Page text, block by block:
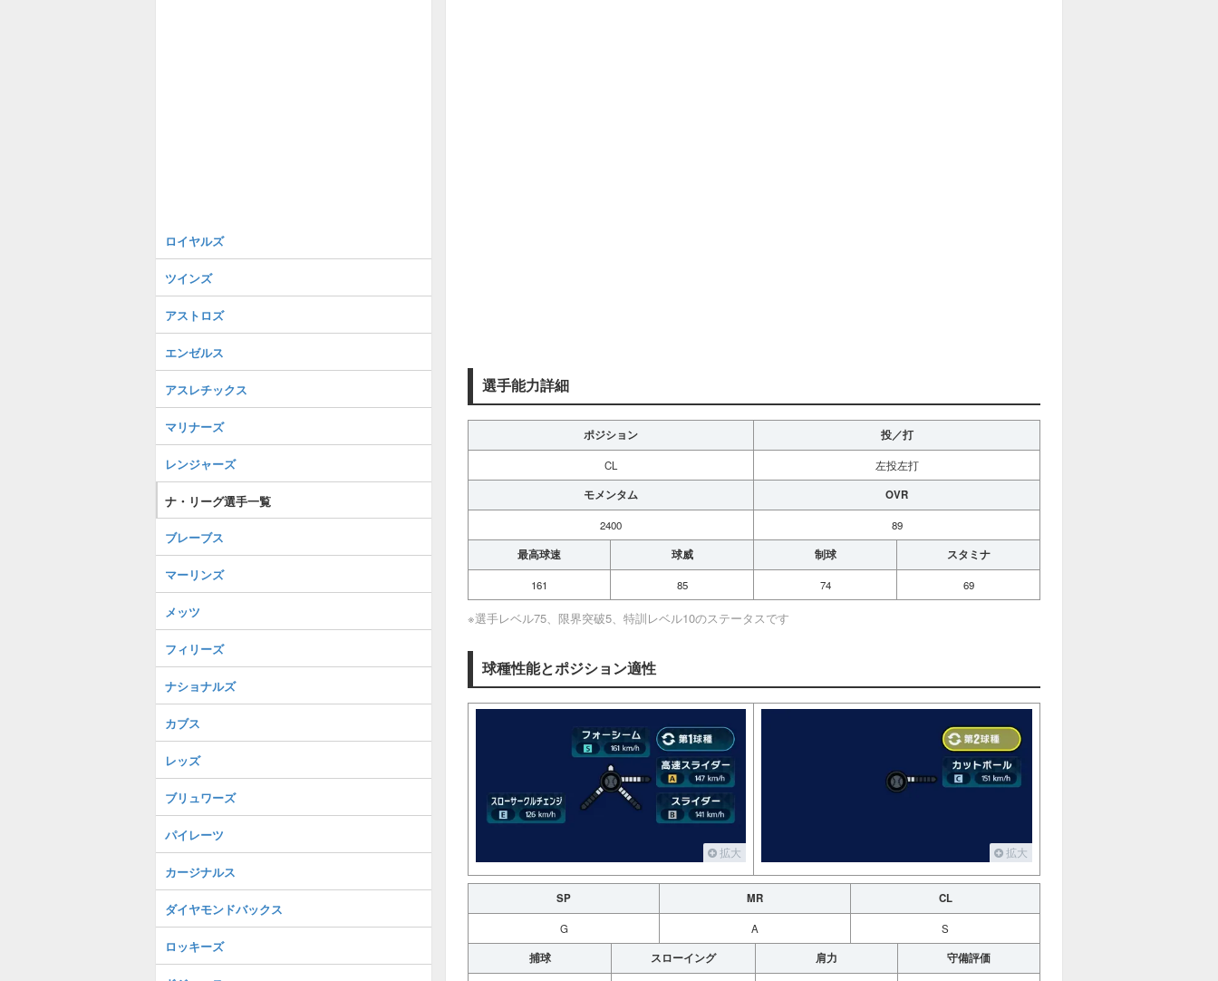
選手能力詳細
ポジション 投／打
CL 左投左打
モメンタム OVR
2400 89
最高球速 球威 制球 スタミナ
161 85 74 69
※選手レベル75、限界突破5、特訓レベル10のステータスです
球種性能とポジション適性
拡大 拡大
SP MR CL
G A S
捕球 スローイング 肩力 守備評価
ロイヤルズ
ツインズ
アストロズ
エンゼルス
アスレチックス
マリナーズ
レンジャーズ
ナ・リーグ選手一覧
ブレーブス
マーリンズ
メッツ
フィリーズ
ナショナルズ
カブス
レッズ
ブリュワーズ
パイレーツ
カージナルス
ダイヤモンドバックス
ロッキーズ